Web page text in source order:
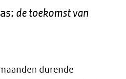
de toekomst van
durende